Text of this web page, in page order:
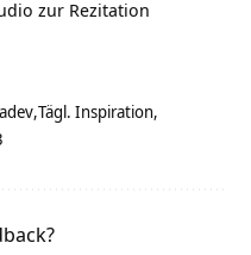
zur Rezitation
Tägl. Inspiration